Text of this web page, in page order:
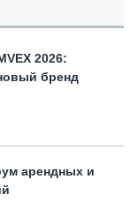
2026:
бренд
арендных и